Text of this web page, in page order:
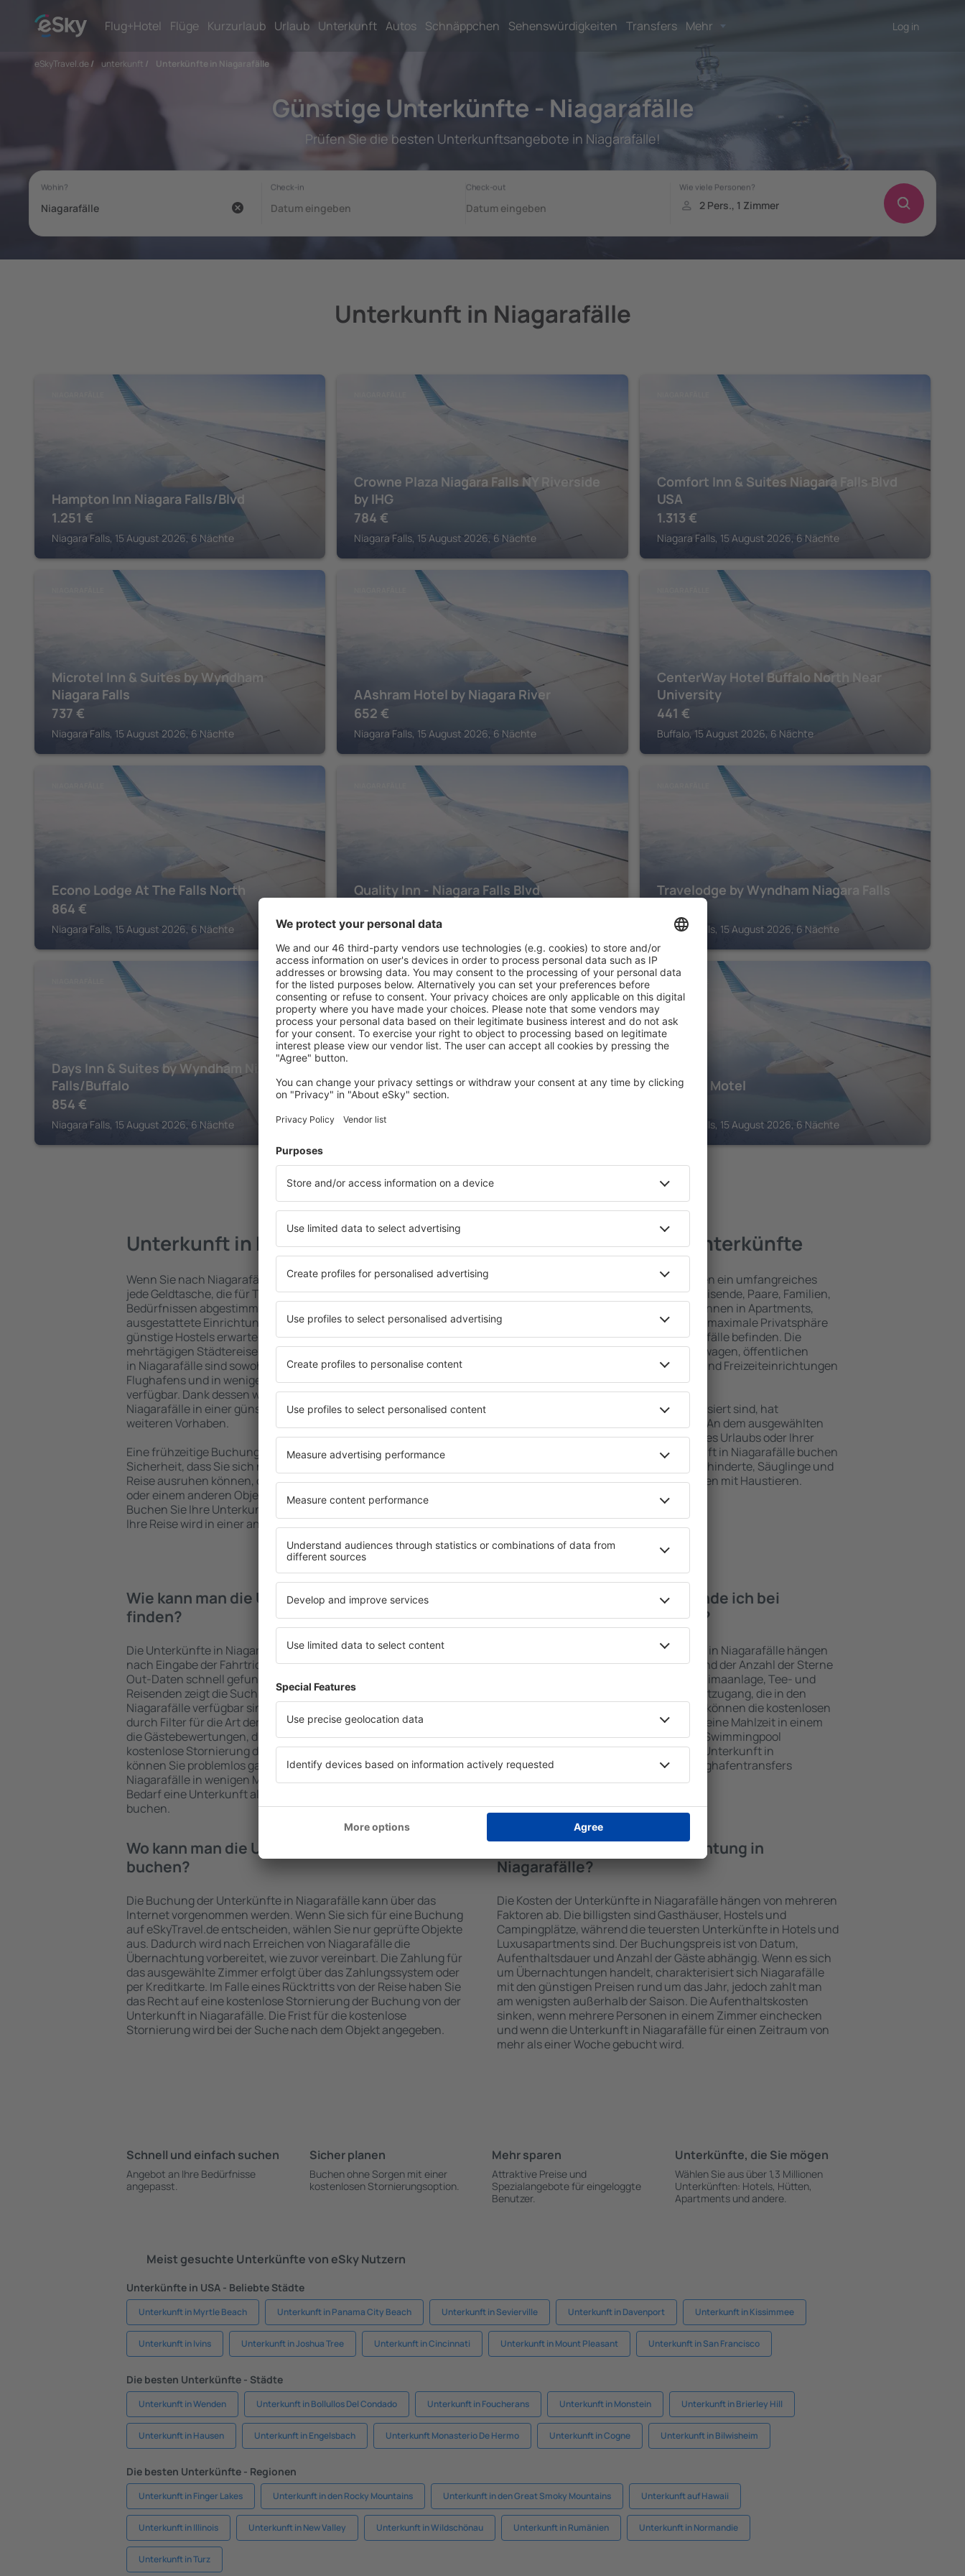
Flug+Hotel Flüge Kurzurlaub Urlaub Unterkunft Autos Schnäppchen Sehenswürdigkeiten Transfers Mehr Log in
eSkyTravel.de/ unterkunft / Unterkünfte in Niagarafälle
Günstige Unterkünfte - Niagarafälle
Prüfen Sie die besten Unterkunftsangebote in Niagarafälle!
Unterkunft in Niagarafälle
Hampton Inn Niagara Falls/Blvd
1.251 €
Niagara Falls, 15 August 2026, 6 Nächte
Crowne Plaza Niagara Falls NY Riverside
by IHG
784 €
Niagara Falls, 15 August 2026, 6 Nächte
Comfort Inn & Suites Niagara Falls Blvd
USA
1.313 €
Niagara Falls, 15 August 2026, 6 Nächte
Microtel Inn & Suites by Wyndham
Niagara Falls
737 €
Niagara Falls, 15 August 2026, 6 Nächte
AAshram Hotel by Niagara River
652 €
Niagara Falls, 15 August 2026, 6 Nächte
CenterWay Hotel Buffalo North Near
University
441 €
Buffalo, 15 August 2026, 6 Nächte
Econo Lodge At The Falls North
864 €
Niagara Falls, 15 August 2026, 6 Nächte
Quality Inn - Niagara Falls Blvd
Niagara Falls, 15 August 2026, 6 Nächte
Travelodge by Wyndham Niagara Falls
Niagara Falls, 15 August 2026, 6 Nächte
Days Inn & Suites by Wyndham Niagara
Falls/Buffalo
854 €
Niagara Falls, 15 August 2026, 6 Nächte
NIAGARAFÄLLE
Falls Motel
457 €
Niagara Falls, 15 August 2026, 6 Nächte
Caravan Motel
Niagara Falls, 15 August 2026, 6 Nächte
Mehr Angebote prüfen in Niagarafälle
Unterkunft in Niagarafälle
Wenn Sie nach Niagarafälle reisen, finden Sie Unterkünfte für
jede Geldtasche, die für Touristen mit unterschiedlichen
Bedürfnissen abgestimmt sind. Geräumige und komfortabel
ausgestattete Einrichtungen mit vielen Annehmlichkeiten und
günstige Hostels erwarten die Besucher, wo sie während einer
mehrtägigen Städtereise übernachten können. Die Unterkünfte
in Niagarafälle sind sowohl im Zentrum als auch in der Nähe des
Flughafens und in weniger beliebten Stadtteilen oder Regionen
verfügbar. Dank dessen wählen Sie eine Unterkunft in
Niagarafälle in einer günstigen Lage, abhängig von Ihren
weiteren Vorhaben.
Eine frühzeitige Buchung der Unterkunft in Niagarafälle gibt die
Sicherheit, dass Sie sich nach dem Erreichen des Ziels nach der
Reise ausruhen können, ohne nach einem Hotel, einer Wohnung
oder einem anderen Objekt für Reisende suchen zu müssen.
Buchen Sie Ihre Unterkunft vor dem Besuch von Niagarafälle und
Ihre Reise wird in einer angenehmeren Atmosphäre verlaufen.
Niagarafälle – beste Unterkünfte
Die Unterkünfte in Niagarafälle umfassen ein umfangreiches
Angebot von vielen Objekten für Alleinreisende, Paare, Familien,
Senioren und Gruppen. Die Besucher können in Apartments,
Hotels und Pensionen übernachten, die maximale Privatsphäre
bieten und sich im Zentrum von Niagarafälle befinden. Die
Annehmlichkeiten wie die Nähe zu Mietwagen, öffentlichen
Verkehrsmitteln, Geschäften, Service- und Freizeiteinrichtungen
sind die Garantie einer guten Erholung.
Wenn Sie an Luxusunterkünften interessiert sind, hat
Niagarafälle ein breites Angebot für Sie. An dem ausgewählten
Ort finden Sie alles, was Sie während Ihres Urlaubs oder Ihrer
Geschäftsreise benötigen. Die Unterkunft in Niagarafälle buchen
Sie in Objekten mit Einrichtungen für Behinderte, Säuglinge und
Kleinkinder sowie für Reisende zusammen mit Haustieren.
Wie kann man die Unterkünfte in Niagarafälle
finden?
Die Unterkünfte in Niagarafälle werden von der Suchmaschine
nach Eingabe der Fahrtrichtung und der Check-In- und Check-
Out-Daten schnell gefunden. Nach Auswahl der Anzahl der
Reisenden zeigt die Suchmaschine an, welche Unterkünfte in
Niagarafälle verfügbar sind. Die Auswahl der Unterkunft wird
durch Filter für die Art der Einrichtung und die Anzahl der Sterne,
die Gästebewertungen, die Entfernung zum Zentrum und die
kostenlose Stornierung der Buchung erleichtert. Dadurch
können Sie problemlos ganz einfach eine Unterkunft in
Niagarafälle in wenigen Minuten auswählen. Sie können je nach
Bedarf eine Unterkunft alleine oder zusammen mit dem Flug
buchen.
Welche Annehmlichkeiten finde ich bei
Unterkünften in Niagarafälle?
Die Annehmlichkeiten bei Unterkünften in Niagarafälle hängen
von der Art des ausgewählten Objekts und der Anzahl der Sterne
ab. Gäste nutzen Küchenzeile, Balkon, Klimaanlage, Tee- und
Kaffeezubehör, Handtücher und Internetzugang, die in den
Unterkünften verfügbar sind. Besucher können die kostenlosen
Parkplätze an der Unterkunft benutzen, eine Mahlzeit in einem
Restaurant bestellen oder ein Hotel mit Swimmingpool
auswählen. Sie können zusätzlich eine Unterkunft in
Niagarafälle buchen, die den Gästen Flughafentransfers
anbietet.
Wo kann man die Unterkünfte in Niagarafälle
buchen?
Die Buchung der Unterkünfte in Niagarafälle kann über das
Internet vorgenommen werden. Wenn Sie sich für eine Buchung
auf eSkyTravel.de entscheiden, wählen Sie nur geprüfte Objekte
aus. Dadurch wird nach Erreichen von Niagarafälle die
Übernachtung vorbereitet, wie zuvor vereinbart. Die Zahlung für
das ausgewählte Zimmer erfolgt über das Zahlungssystem oder
per Kreditkarte. Im Falle eines Rücktritts von der Reise haben Sie
das Recht auf eine kostenlose Stornierung der Buchung von der
Unterkunft in Niagarafälle. Die Frist für die kostenlose
Stornierung wird bei der Suche nach dem Objekt angegeben.
Wie viel kostet eine Übernachtung in
Niagarafälle?
Die Kosten der Unterkünfte in Niagarafälle hängen von mehreren
Faktoren ab. Die billigsten sind Gasthäuser, Hostels und
Campingplätze, während die teuersten Unterkünfte in Hotels und
Luxusapartments sind. Der Buchungspreis ist von Datum,
Aufenthaltsdauer und Anzahl der Gäste abhängig. Wenn es sich
um Übernachtungen handelt, charakterisiert sich Niagarafälle
mit den günstigen Preisen rund um das Jahr, jedoch zahlt man
am wenigsten außerhalb der Saison. Die Aufenthaltskosten
sinken, wenn mehrere Personen in einem Zimmer einchecken
und wenn die Unterkunft in Niagarafälle für einen Zeitraum von
mehr als einer Woche gebucht wird.
Schnell und einfach suchen
Angebot an Ihre Bedürfnisse
angepasst.
Sicher planen
Buchen ohne Sorgen mit einer
kostenlosen Stornierungsoption.
Mehr sparen
Attraktive Preise und
Spezialangebote für eingeloggte
Benutzer.
Unterkünfte, die Sie mögen
Wählen Sie aus über 1,3 Millionen
Unterkünften: Hotels, Hütten,
Apartments und andere.
Meist gesuchte Unterkünfte von eSky Nutzern
Unterkünfte in USA - Beliebte Städte
Unterkunft in Myrtle Beach Unterkunft in Panama City Beach Unterkunft in Sevierville Unterkunft in Davenport Unterkunft in Kissimmee
Unterkunft in Ivins Unterkunft in Joshua Tree Unterkunft in Cincinnati Unterkunft in Mount Pleasant Unterkunft in San Francisco
Die besten Unterkünfte - Städte
Unterkunft in Wenden Unterkunft in Bollullos Del Condado Unterkunft in Foucherans Unterkunft in Monstein Unterkunft in Brierley Hill
Unterkunft in Hausen Unterkunft in Engelsbach Unterkunft Monasterio De Hermo Unterkunft in Cogne Unterkunft in Bilwisheim
Die besten Unterkünfte - Regionen
Unterkunft in Finger Lakes Unterkunft in den Rocky Mountains Unterkunft in den Great Smoky Mountains Unterkunft auf Hawaii
Unterkunft in Illinois Unterkunft in New Valley Unterkunft in Wildschönau Unterkunft in Rumänien Unterkunft in Normandie
Unterkunft in Turz